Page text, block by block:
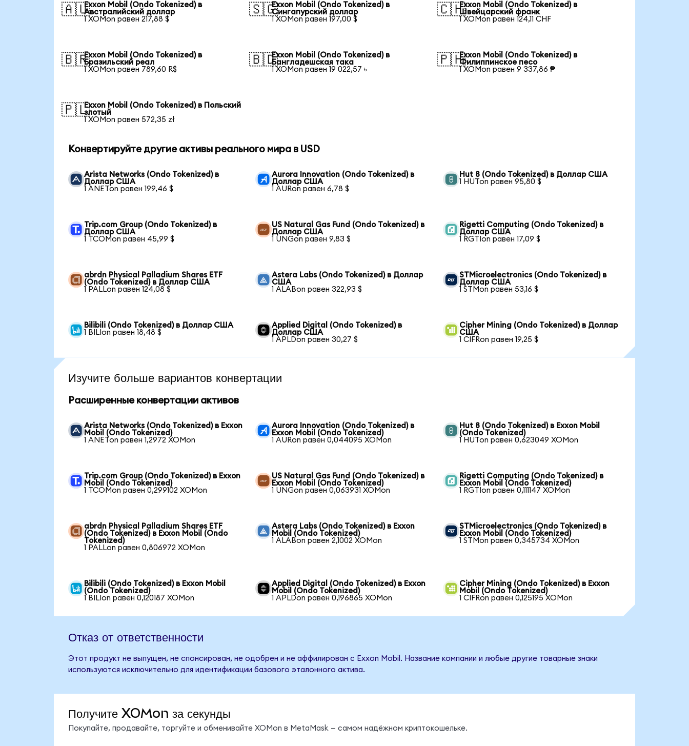
🇦🇺Exxon Mobil (Ondo Tokenized) в
Австралийский доллар
1 XOMon равен 217,88 $
🇸🇬Exxon Mobil (Ondo Tokenized) в
Сингапурский доллар
1 XOMon равен 197,00 $
🇨🇭Exxon Mobil (Ondo Tokenized) в
Швейцарский франк
1 XOMon равен 124,11 CHF
🇧🇷Exxon Mobil (Ondo Tokenized) в
Бразильский реал
1 XOMon равен 789,60 R$
🇧🇩Exxon Mobil (Ondo Tokenized) в
Бангладешская така
1 XOMon равен 19 022,57 ৳
🇵🇭Exxon Mobil (Ondo Tokenized) в
Филиппинское песо
1 XOMon равен 9 337,86 ₱
🇵🇱Exxon Mobil (Ondo Tokenized) в Польский
злотый
1 XOMon равен 572,35 zł
Конвертируйте другие активы реального мира в USD
Arista Networks (Ondo Tokenized) в
Доллар США
1 ANETon равен 199,46 $
Aurora Innovation (Ondo Tokenized) в
Доллар США
1 AURon равен 6,78 $
Hut 8 (Ondo Tokenized) в Доллар США
1 HUTon равен 95,80 $
Trip.com Group (Ondo Tokenized) в
Доллар США
1 TCOMon равен 45,99 $
US Natural Gas Fund (Ondo Tokenized) в
Доллар США
1 UNGon равен 9,83 $
Rigetti Computing (Ondo Tokenized) в
Доллар США
1 RGTIon равен 17,09 $
abrdn Physical Palladium Shares ETF
(Ondo Tokenized) в Доллар США
1 PALLon равен 124,08 $
Astera Labs (Ondo Tokenized) в Доллар
США
1 ALABon равен 322,93 $
STMicroelectronics (Ondo Tokenized) в
Доллар США
1 STMon равен 53,16 $
Bilibili (Ondo Tokenized) в Доллар США
1 BILIon равен 18,48 $
Applied Digital (Ondo Tokenized) в
Доллар США
1 APLDon равен 30,27 $
Cipher Mining (Ondo Tokenized) в Доллар
США
1 CIFRon равен 19,25 $
Изучите больше вариантов конвертации
Расширенные конвертации активов
Arista Networks (Ondo Tokenized) в Exxon
Mobil (Ondo Tokenized)
1 ANETon равен 1,2972 XOMon
Aurora Innovation (Ondo Tokenized) в
Exxon Mobil (Ondo Tokenized)
1 AURon равен 0,044095 XOMon
Hut 8 (Ondo Tokenized) в Exxon Mobil
(Ondo Tokenized)
1 HUTon равен 0,623049 XOMon
Trip.com Group (Ondo Tokenized) в Exxon
Mobil (Ondo Tokenized)
1 TCOMon равен 0,299102 XOMon
US Natural Gas Fund (Ondo Tokenized) в
Exxon Mobil (Ondo Tokenized)
1 UNGon равен 0,063931 XOMon
Rigetti Computing (Ondo Tokenized) в
Exxon Mobil (Ondo Tokenized)
1 RGTIon равен 0,111147 XOMon
abrdn Physical Palladium Shares ETF
(Ondo Tokenized) в Exxon Mobil (Ondo
Tokenized)
1 PALLon равен 0,806972 XOMon
Astera Labs (Ondo Tokenized) в Exxon
Mobil (Ondo Tokenized)
1 ALABon равен 2,1002 XOMon
STMicroelectronics (Ondo Tokenized) в
Exxon Mobil (Ondo Tokenized)
1 STMon равен 0,345734 XOMon
Bilibili (Ondo Tokenized) в Exxon Mobil
(Ondo Tokenized)
1 BILIon равен 0,120187 XOMon
Applied Digital (Ondo Tokenized) в Exxon
Mobil (Ondo Tokenized)
1 APLDon равен 0,196865 XOMon
Cipher Mining (Ondo Tokenized) в Exxon
Mobil (Ondo Tokenized)
1 CIFRon равен 0,125195 XOMon
Отказ от ответственности
Этот продукт не выпущен, не спонсирован, не одобрен и не аффилирован с Exxon Mobil. Название компании и любые другие товарные знаки
используются исключительно для идентификации базового эталонного актива.
Получите XOMon за секунды
Покупайте, продавайте, торгуйте и обменивайте XOMon в MetaMask — самом надёжном криптокошельке.